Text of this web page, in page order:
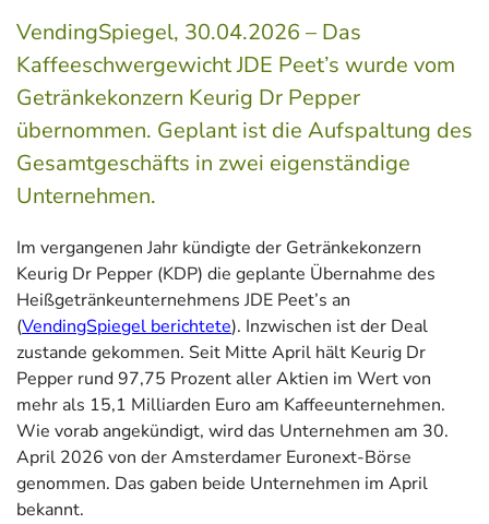
VendingSpiegel, 30.04.2026 – Das
Kaffeeschwergewicht JDE Peet’s wurde vom
Getränkekonzern Keurig Dr Pepper
übernommen. Geplant ist die Aufspaltung des
Gesamtgeschäfts in zwei eigenständige
Unternehmen.
Im vergangenen Jahr kündigte der Getränkekonzern
Keurig Dr Pepper (KDP) die geplante Übernahme des
Heißgetränkeunternehmens JDE Peet’s an
(VendingSpiegel berichtete). Inzwischen ist der Deal
zustande gekommen. Seit Mitte April hält Keurig Dr
Pepper rund 97,75 Prozent aller Aktien im Wert von
mehr als 15,1 Milliarden Euro am Kaffeeunternehmen.
Wie vorab angekündigt, wird das Unternehmen am 30.
April 2026 von der Amsterdamer Euronext-Börse
genommen. Das gaben beide Unternehmen im April
bekannt.